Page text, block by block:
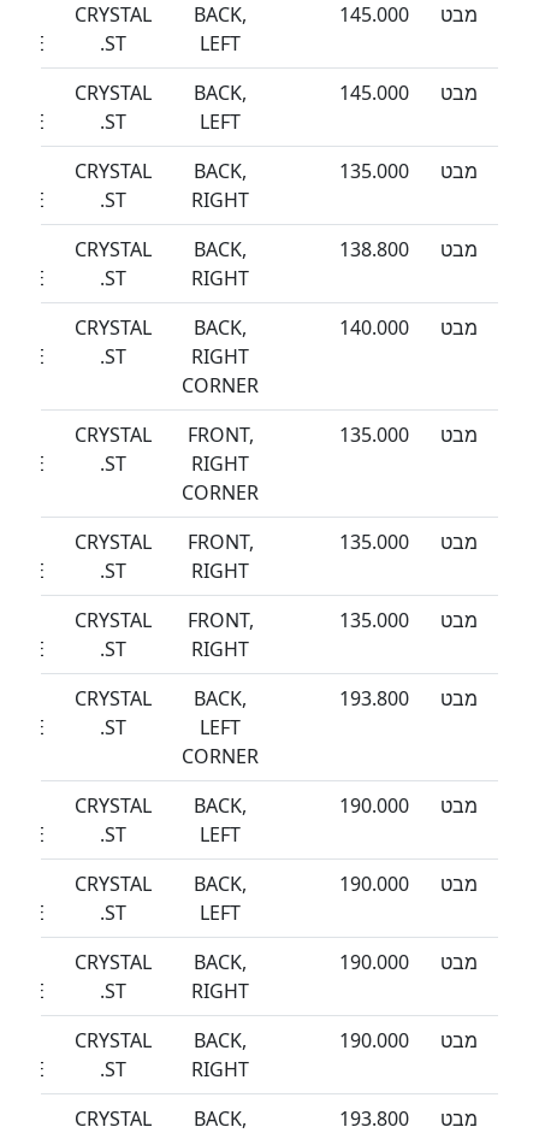
מבט 145.000
BACK,
LEFT
CRYSTAL
ST.
מבט
145.000
BACK,
LEFT
CRYSTAL
ST.
מבט
135.000
BACK,
RIGHT
CRYSTAL
ST.
מבט
138.800
BACK,
RIGHT
CRYSTAL
ST.
מבט
140.000
BACK,
RIGHT
CORNER
CRYSTAL
ST.
מבט 135.000
FRONT,
RIGHT
CORNER
CRYSTAL
ST.
מבט 135.000
FRONT,
RIGHT
CRYSTAL
ST.
מבט
135.000
FRONT,
RIGHT
CRYSTAL
ST.
מבט
193.800
BACK,
LEFT
CORNER
CRYSTAL
ST.
מבט 190.000
BACK,
LEFT
CRYSTAL
ST.
מבט
190.000
BACK,
LEFT
CRYSTAL
ST.
מבט
190.000
BACK,
RIGHT
CRYSTAL
ST.
מבט
190.000
BACK,
RIGHT
CRYSTAL
ST.
מבט
193.800
BACK,
CRYSTAL